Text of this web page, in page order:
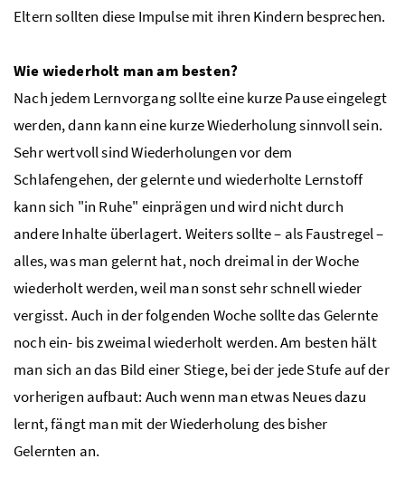
Eltern sollten diese Impulse mit ihren Kindern besprechen.
Wie wiederholt man am besten?
Nach jedem Lernvorgang sollte eine kurze Pause eingelegt
werden, dann kann eine kurze Wiederholung sinnvoll sein.
Sehr wertvoll sind Wiederholungen vor dem
Schlafengehen, der gelernte und wiederholte Lernstoff
kann sich "in Ruhe" einprägen und wird nicht durch
andere Inhalte überlagert. Weiters sollte – als Faustregel –
alles, was man gelernt hat, noch dreimal in der Woche
wiederholt werden, weil man sonst sehr schnell wieder
vergisst. Auch in der folgenden Woche sollte das Gelernte
noch ein- bis zweimal wiederholt werden. Am besten hält
man sich an das Bild einer Stiege, bei der jede Stufe auf der
vorherigen aufbaut: Auch wenn man etwas Neues dazu
lernt, fängt man mit der Wiederholung des bisher
Gelernten an.